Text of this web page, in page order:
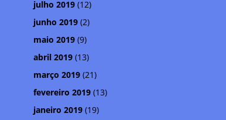
julho 2019 (12)
junho 2019 (2)
maio 2019 (9)
abril 2019 (13)
março 2019 (21)
fevereiro 2019 (13)
janeiro 2019 (19)